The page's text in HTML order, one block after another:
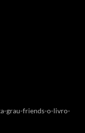
grau-friends-o-livro-